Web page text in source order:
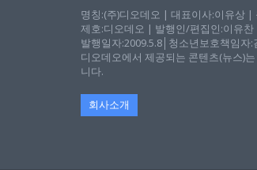
명칭:(주)디오데오 | 대표이사:이유상
제호:디오데오 | 발행인/편집인:이유찬
발행일자:2009.5.8│청소년보호책임자:
디오데오에서 제공되는 콘텐츠(뉴스)
니다.
회사소개